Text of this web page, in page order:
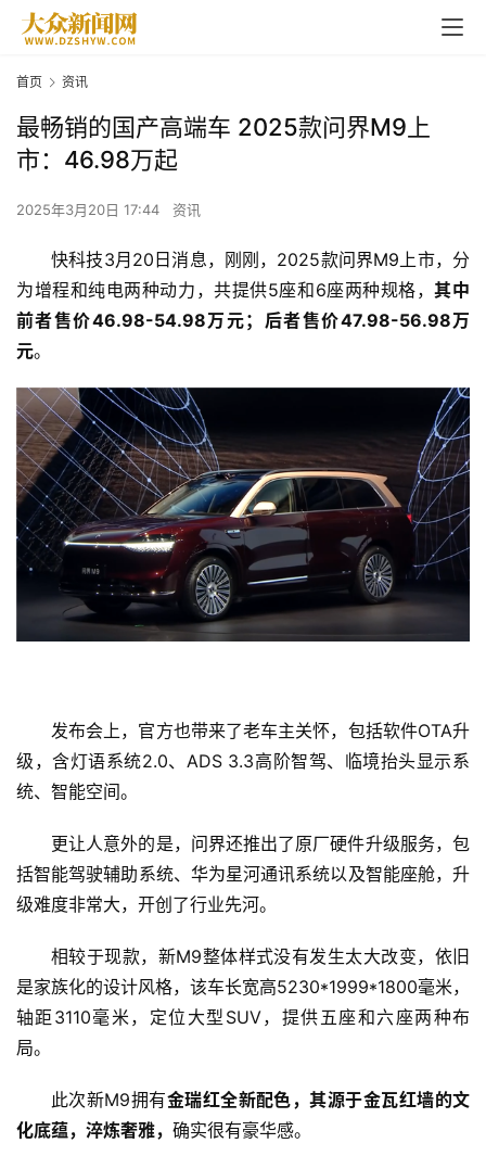
首
资
首页 资讯
最畅销的国产高端车 2025款问界M9上
市：46.98万起
2025年3月20日 17:44 资讯
快科技3月20日消息，刚刚，2025款问界M9上市，分
为增程和纯电两种动力，共提供5座和6座两种规格，其中
前者售价46.98-54.98万元；后者售价47.98-56.98万
元。
发布会上，官方也带来了老车主关怀，包括软件OTA升
级，含灯语系统2.0、ADS 3.3高阶智驾、临境抬头显示系
统、智能空间。
更让人意外的是， 问界还推出了原厂硬件升级服务，包
括智能驾驶辅助系统、 华为星河通讯系统以及智能座舱，升
级难度非常大，开创了行业先河。
相较于现款，新M9整体样式没有发生太大改变，依旧
是家族化的设计风格，该车长宽高5230*1999*1800毫米，
轴距3110毫米，定位大型SUV，提供五座和六座两种布
局。
此次新M9拥有金瑞红全新配色，其源于金瓦红墙的文
化底蕴，淬炼奢雅， 确实很有豪华感。